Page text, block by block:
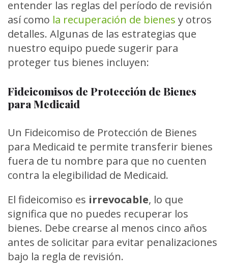
entender las reglas del período de revisión
así como la recuperación de bienes y otros
detalles. Algunas de las estrategias que
nuestro equipo puede sugerir para
proteger tus bienes incluyen:
Fideicomisos de Protección de Bienes
para Medicaid
Un Fideicomiso de Protección de Bienes
para Medicaid te permite transferir bienes
fuera de tu nombre para que no cuenten
contra la elegibilidad de Medicaid.
El fideicomiso es irrevocable, lo que
significa que no puedes recuperar los
bienes. Debe crearse al menos cinco años
antes de solicitar para evitar penalizaciones
bajo la regla de revisión.